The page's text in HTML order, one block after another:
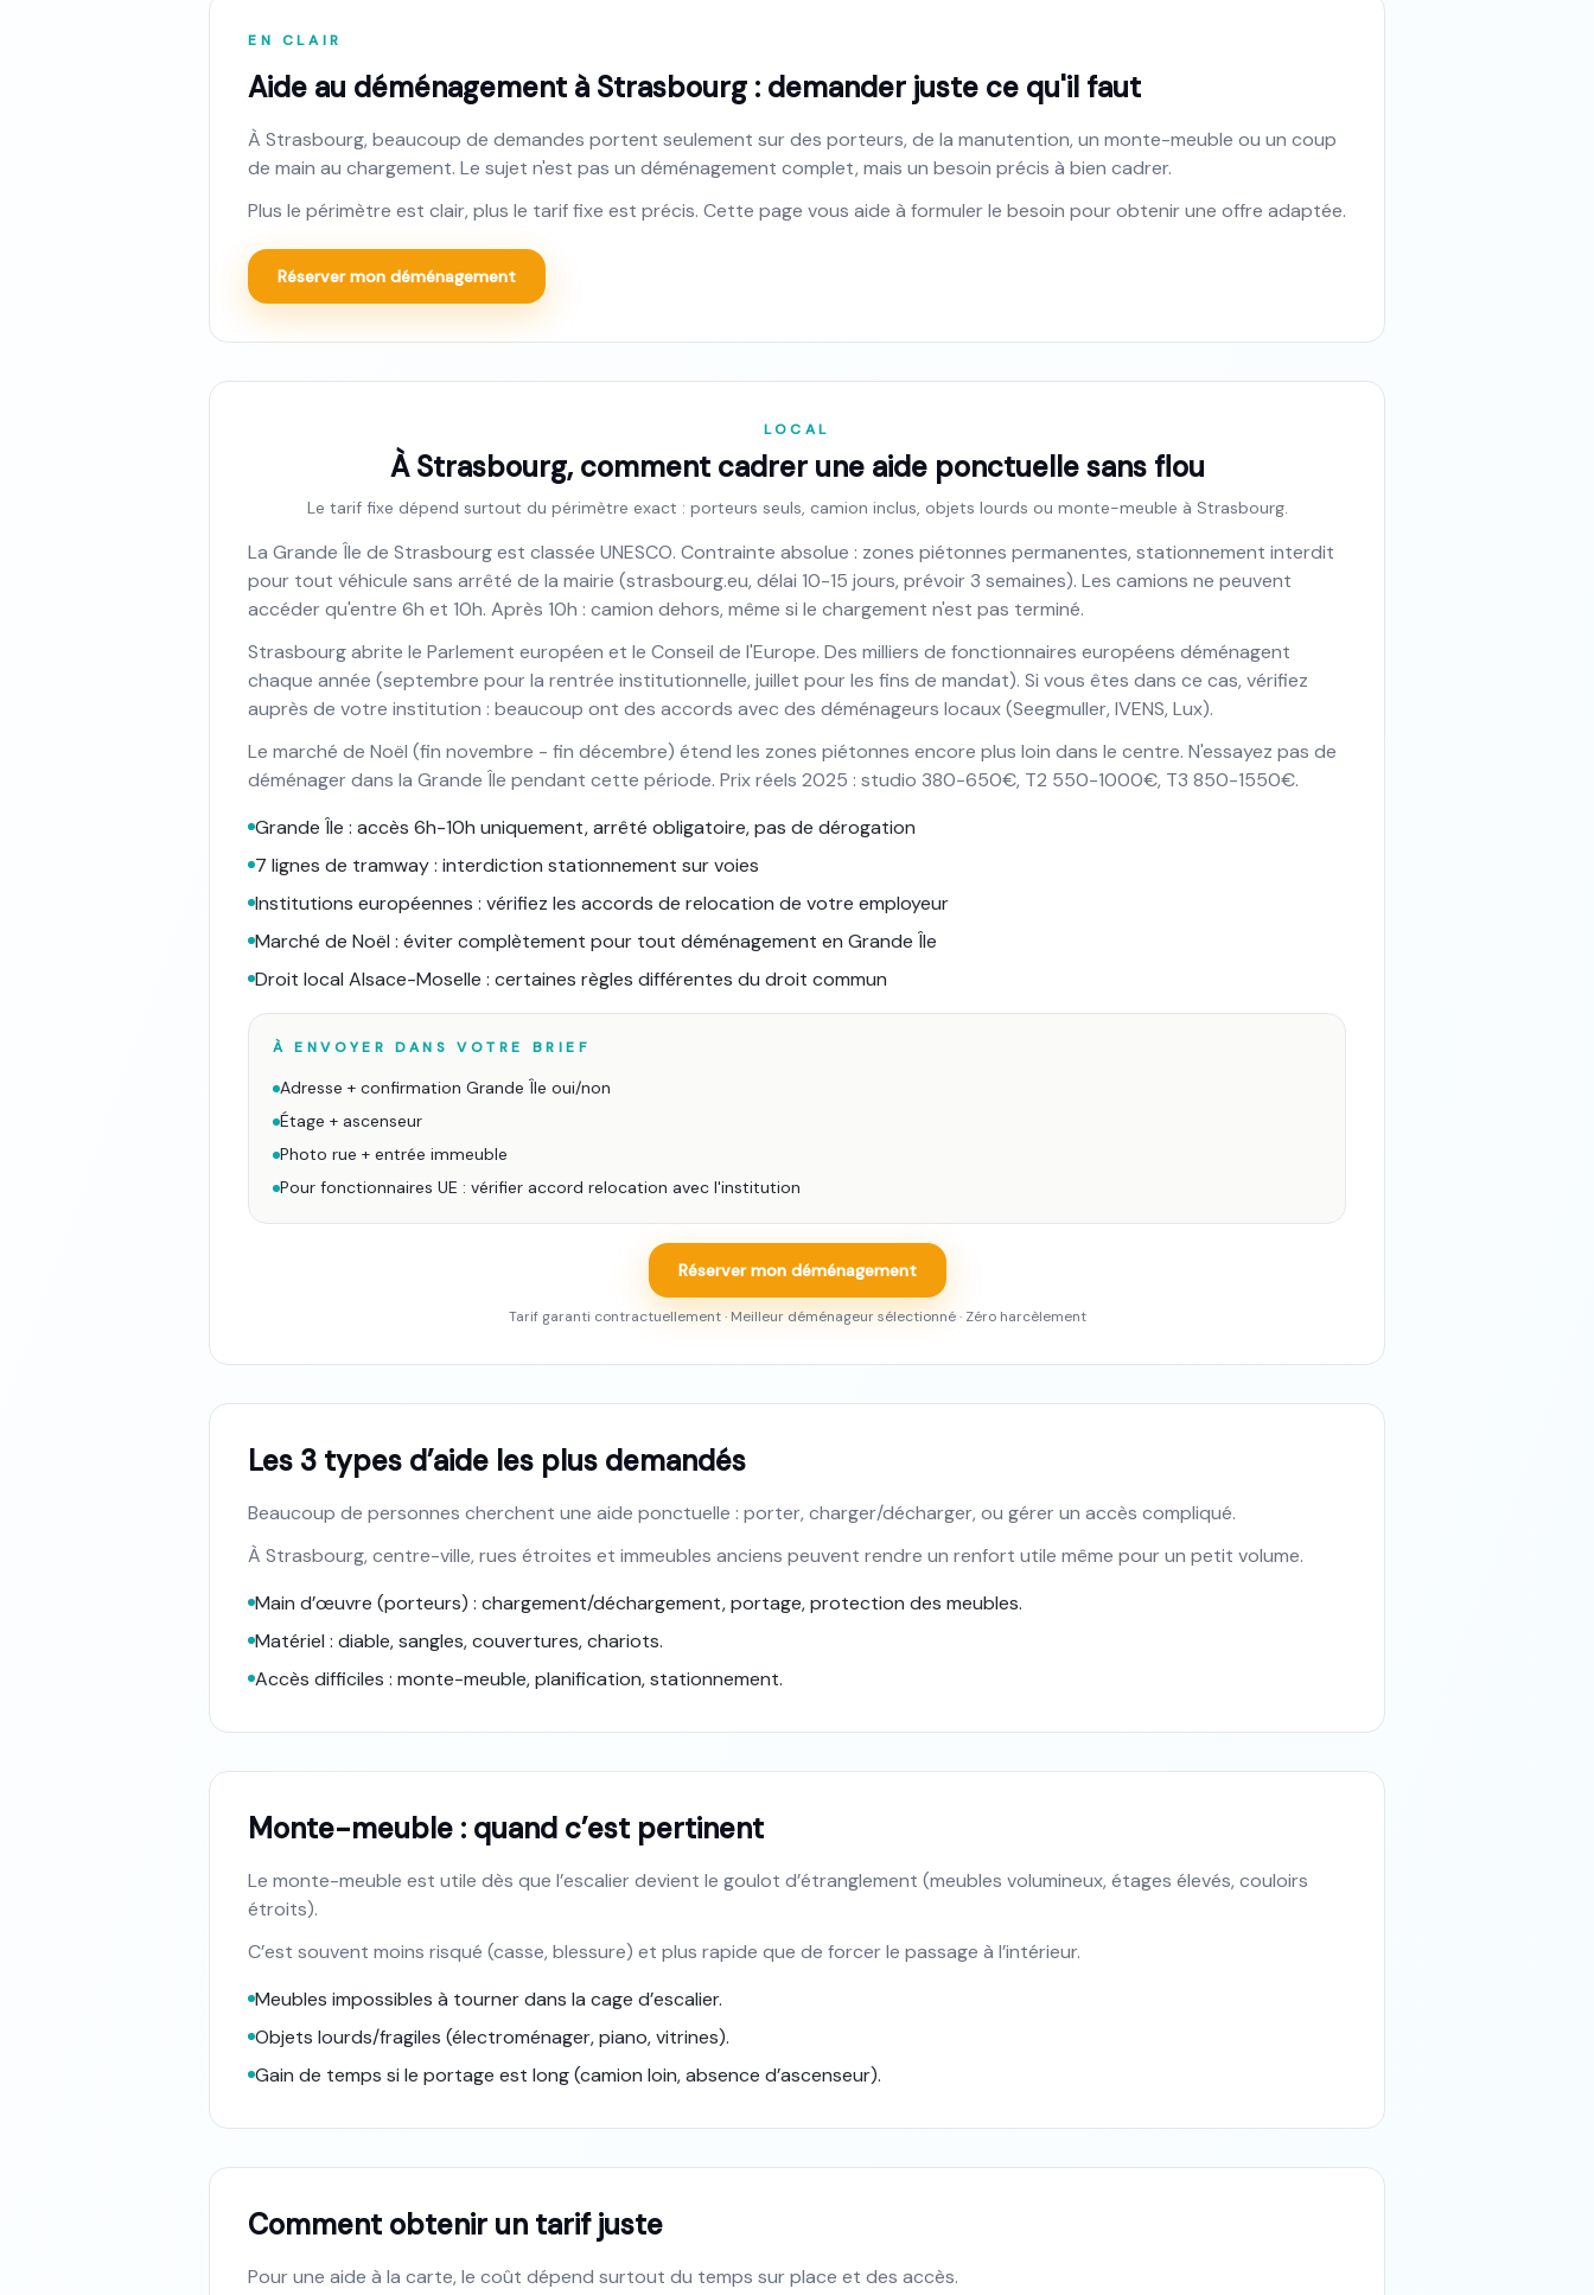
EN CLAIR
Aide au déménagement à Strasbourg : demander juste ce qu'il faut
À Strasbourg, beaucoup de demandes portent seulement sur des porteurs, de la manutention, un monte-meuble ou un coup
de main au chargement. Le sujet n'est pas un déménagement complet, mais un besoin précis à bien cadrer.
Plus le périmètre est clair, plus le tarif fixe est précis. Cette page vous aide à formuler le besoin pour obtenir une offre adaptée.
Réserver mon déménagement
LOCAL
À Strasbourg, comment cadrer une aide ponctuelle sans flou
Le tarif fixe dépend surtout du périmètre exact : porteurs seuls, camion inclus, objets lourds ou monte-meuble à Strasbourg.
La Grande Île de Strasbourg est classée UNESCO. Contrainte absolue : zones piétonnes permanentes, stationnement interdit
pour tout véhicule sans arrêté de la mairie (strasbourg.eu, délai 10-15 jours, prévoir 3 semaines). Les camions ne peuvent
accéder qu'entre 6h et 10h. Après 10h : camion dehors, même si le chargement n'est pas terminé.
Strasbourg abrite le Parlement européen et le Conseil de l'Europe. Des milliers de fonctionnaires européens déménagent
chaque année (septembre pour la rentrée institutionnelle, juillet pour les fins de mandat). Si vous êtes dans ce cas, vérifiez
auprès de votre institution : beaucoup ont des accords avec des déménageurs locaux (Seegmuller, IVENS, Lux).
Le marché de Noël (fin novembre - fin décembre) étend les zones piétonnes encore plus loin dans le centre. N'essayez pas de
déménager dans la Grande Île pendant cette période. Prix réels 2025 : studio 380-650€, T2 550-1000€, T3 850-1550€.
Grande Île : accès 6h-10h uniquement, arrêté obligatoire, pas de dérogation
7 lignes de tramway : interdiction stationnement sur voies
Institutions européennes : vérifiez les accords de relocation de votre employeur
Marché de Noël : éviter complètement pour tout déménagement en Grande Île
Droit local Alsace-Moselle : certaines règles différentes du droit commun
À ENVOYER DANS VOTRE BRIEF
Adresse + confirmation Grande Île oui/non
Étage + ascenseur
Photo rue + entrée immeuble
Pour fonctionnaires UE : vérifier accord relocation avec l'institution
Réserver mon déménagement
Tarif garanti contractuellement · Meilleur déménageur sélectionné · Zéro harcèlement
Les 3 types d’aide les plus demandés
Beaucoup de personnes cherchent une aide ponctuelle : porter, charger/décharger, ou gérer un accès compliqué.
À Strasbourg, centre-ville, rues étroites et immeubles anciens peuvent rendre un renfort utile même pour un petit volume.
Main d’œuvre (porteurs) : chargement/déchargement, portage, protection des meubles.
Matériel : diable, sangles, couvertures, chariots.
Accès difficiles : monte-meuble, planification, stationnement.
Monte-meuble : quand c’est pertinent
Le monte-meuble est utile dès que l’escalier devient le goulot d’étranglement (meubles volumineux, étages élevés, couloirs
étroits).
C’est souvent moins risqué (casse, blessure) et plus rapide que de forcer le passage à l’intérieur.
Meubles impossibles à tourner dans la cage d’escalier.
Objets lourds/fragiles (électroménager, piano, vitrines).
Gain de temps si le portage est long (camion loin, absence d’ascenseur).
Comment obtenir un tarif juste
Pour une aide à la carte, le coût dépend surtout du temps sur place et des accès.